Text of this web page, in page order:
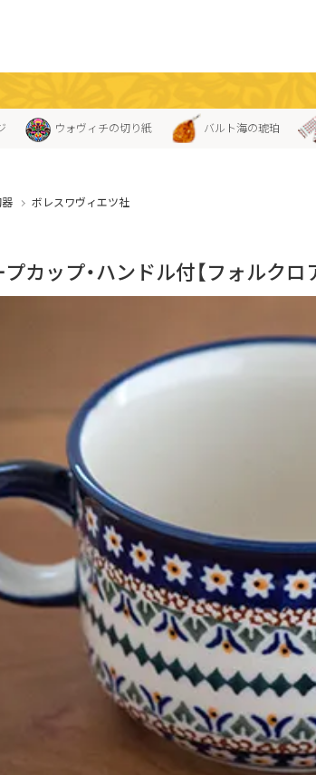
ウォヴィチの切り紙 バルト海の琥珀
ボレスワヴィエツ社
プカップ・ハンドル付【フォルクロ